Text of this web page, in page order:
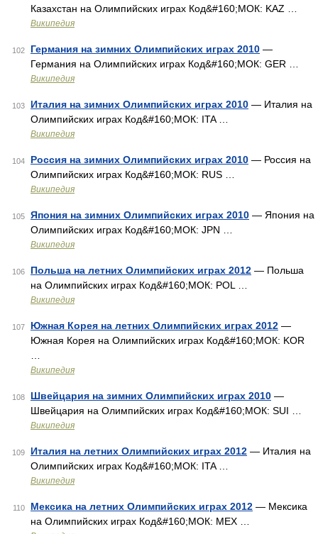
Казахстан на Олимпийских играх Код&#160;МОК: KAZ …
Википедия
102 Германия на зимних Олимпийских играх 2010 —
Германия на Олимпийских играх Код&#160;МОК: GER …
Википедия
103 Италия на зимних Олимпийских играх 2010 — Италия на
Олимпийских играх Код&#160;МОК: ITA …
Википедия
104 Россия на зимних Олимпийских играх 2010 — Россия на
Олимпийских играх Код&#160;МОК: RUS …
Википедия
105 Япония на зимних Олимпийских играх 2010 — Япония на
Олимпийских играх Код&#160;МОК: JPN …
Википедия
106 Польша на летних Олимпийских играх 2012 — Польша
на Олимпийских играх Код&#160;МОК: POL …
Википедия
107 Южная Корея на летних Олимпийских играх 2012 —
Южная Корея на Олимпийских играх Код&#160;МОК: KOR
Википедия
108 Швейцария на зимних Олимпийских играх 2010 —
Швейцария на Олимпийских играх Код&#160;МОК: SUI …
Википедия
109 Италия на летних Олимпийских играх 2012 — Италия на
Олимпийских играх Код&#160;МОК: ITA …
Википедия
110 Мексика на летних Олимпийских играх 2012 — Мексика
на Олимпийских играх Код&#160;МОК: MEX …